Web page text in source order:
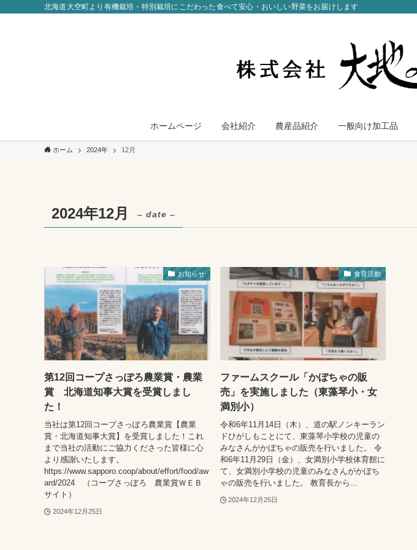
北海道大空町より有機栽培・特別栽培にこだわった食べて安心・おいしい野菜をお届けします
ホームページ 会社紹介 農産品紹介 一般向け加工品
ホーム 2024年 12月
2024年12月 – date –
お知らせ
第12回コープさっぽろ農業賞・農業
賞 北海道知事大賞を受賞しまし
た！
当社は第12回コープさっぽろ農業賞【農業
賞・北海道知事大賞】を受賞しました！これ
まで当社の活動にご協力くださった皆様に心
より感謝いたします。
https://www.sapporo.coop/about/effort/food/aw
ard/2024 （コープさっぽろ 農業賞ＷＥＢ
サイト）
2024年12月25日
食育活動
ファームスクール「かぼちゃの販
売」を実施しました（東藻琴小・女
満別小）
令和6年11月14日（木）、道の駅ノンキーラン
ドひがしもことにて、東藻琴小学校の児童の
みなさんがかぼちゃの販売を行いました。 令
和6年11月29日（金）、女満別小学校体育館に
て、女満別小学校の児童のみなさんがかぼち
ゃの販売を行いました。 教育長から...
2024年12月25日